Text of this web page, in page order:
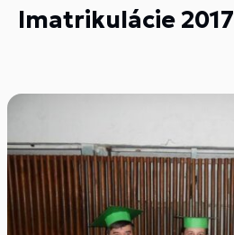
Imatrikulácie 2017